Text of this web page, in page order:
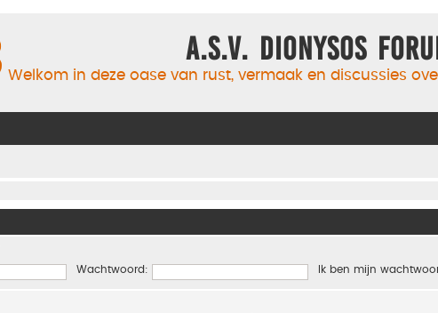
A.S.V. Dionysos
Welkom in deze oase van rust, vermaak en discussies
Wachtwoord: Ik ben mijn